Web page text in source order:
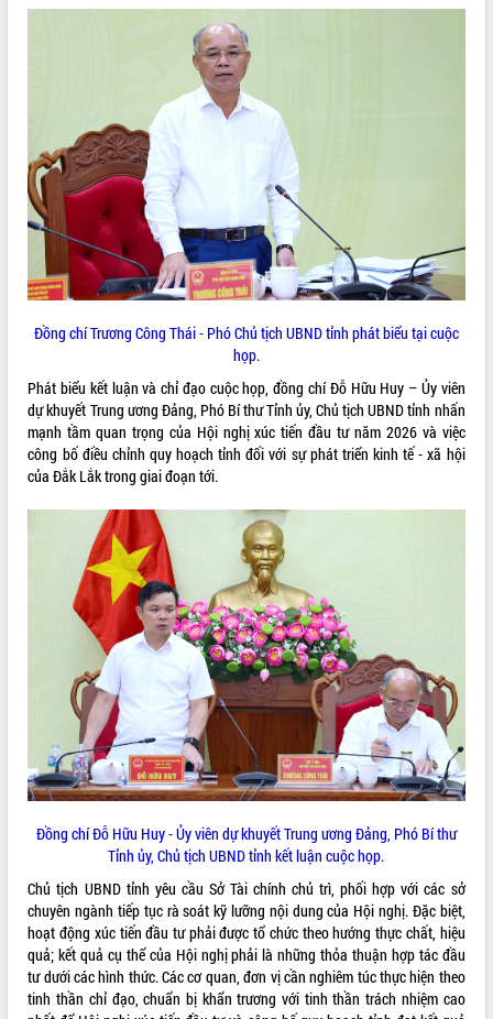
Đắk Lắk công bố Quy hoạch và xúc
Ngành cá ngừ Đắk Lắk chủ động thích
ứng để giữ vững thị trường xuất khẩu
Diễn đàn Kinh tế tư nhân Việt Nam đột
phá cơ chế - Hợp tác công tư
Đề án 06 tạo bước ngoặt đột phá trong
cải cách hành chính tỉnh Đắk Lắk
Kết nối tour, đẩy mạnh chuyển đổi số
để phát triển du lịch Đắk Lắk
tầng kỹ thuật Cụm công nghiệp Tân
Gặp mặt các cơ quan báo chí nhân Kỷ
niệm 101 năm Ngày Báo chí Cách
mạng Việt Nam
Đắk Lắk sơ kết 4 năm triển khai thực
hiện Đề án 06 của Chính phủ
Họp báo thông tin về Hội nghị Công bố
Quy hoạch và Xúc tiến đầu tư tỉnh Đắk
Khơi thông điểm nghẽn, đẩy nhanh
giải ngân vốn khắc phục thiên tai
HĐND tỉnh thông qua điều chỉnh Quy
hoạch tỉnh thời kỳ 2021-2030
Hội thảo góp ý hồ sơ điều chỉnh quy
hoạch tỉnh Đắk Lắk thời kỳ 2021-2030,
tầm nhìn đến năm 2050
Nâng cao hiệu quả hoạt động của các
doanh nghiệp nhà nước
Hội nghị triển khai kết nối mạng
truyền số liệu chuyên dùng phục vụ cơ
quan Đảng, Nhà nước
Lễ phát động chuỗi hoạt động chung
tay làm sạch môi trường
Xã Ea Kar bước chuyển mình trong
công tác cải cách hành chính mô hình
mới
UBND tỉnh họp báo định kỳ tháng 4
năm 2026
Đồng chí Trương Công Thái - Phó Chủ tịch UBND tỉnh phát biểu tại cuộc
họp.
Phát biểu kết luận và chỉ đạo cuộc họp, đồng chí Đỗ Hữu Huy – Ủy viên
dự khuyết Trung ương Đảng, Phó Bí thư Tỉnh ủy, Chủ tịch UBND tỉnh nhấn
mạnh tầm quan trọng của Hội nghị xúc tiến đầu tư năm 2026 và việc
công bố điều chỉnh quy hoạch tỉnh đối với sự phát triển kinh tế - xã hội
của Đắk Lắk trong giai đoạn tới.
Đồng chí Đỗ Hữu Huy - Ủy viên dự khuyết Trung ương Đảng, Phó Bí thư
Tỉnh ủy, Chủ tịch UBND tỉnh kết luận cuộc họp.
Chủ tịch UBND tỉnh yêu cầu Sở Tài chính chủ trì, phối hợp với các sở
chuyên ngành tiếp tục rà soát kỹ lưỡng nội dung của Hội nghị. Đặc biệt,
hoạt động xúc tiến đầu tư phải được tổ chức theo hướng thực chất, hiệu
quả; kết quả cụ thể của Hội nghị phải là những thỏa thuận hợp tác đầu
tư dưới các hình thức. Các cơ quan, đơn vị cần nghiêm túc thực hiện theo
tinh thần chỉ đạo, chuẩn bị khẩn trương với tinh thần trách nhiệm cao